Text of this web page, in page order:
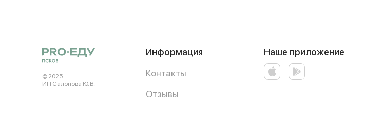
© 2025
ИП Салопова Ю. В.
Информация
Контакты
Отзывы
Наше приложение